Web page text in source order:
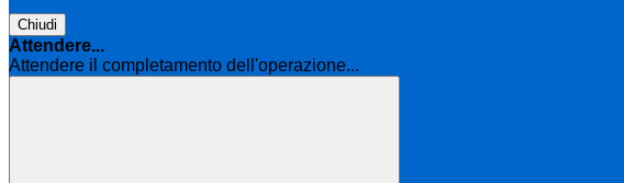
Chiudi
Attendere...
Attendere il completamento dell'operazione...